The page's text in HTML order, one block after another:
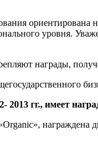
уровня.
награды,
гг., имеет